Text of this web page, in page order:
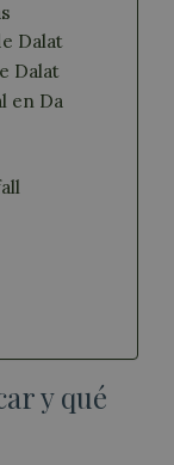
Dalat
Dalat
en Da
y qué